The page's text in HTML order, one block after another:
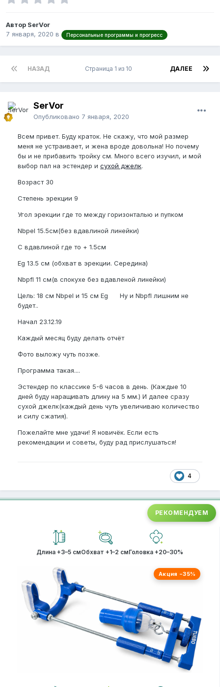
Автор SerVor
7 января, 2020 в Персональные программы и прогресс
НАЗАД ДАЛЕЕ
Страница 1 из 10
SerVor
Опубликовано 7 января, 2020
Всем привет. Буду краток. Не скажу, что мой размер
меня не устраивает, и жена вроде довольна! Но почему
бы и не прибавить тройку см. Много всего изучил, и мой
выбор пал на эстендер и сухой джелк.
Возраст 30
Степень эрекции 9
Угол эрекции где то между горизонталью и пупком
Nbpel 15.5см(без вдавлиной линейки)
С вдавлиной где то + 1.5см
Еg 13.5 см (обхват в эрекции. Середина)
Nbpfl 11 см(в спокухе без вдавленой линейки)
Цель: 18 см Nbpel и 15 см Eg Ну и Nbpfl лишним не
будет..
Начал 23.12.19
Каждый месяц буду делать отчёт
Фото выложу чуть позже.
Программа такая....
Эстендер по классике 5-6 часов в день. (Каждые 10
дней буду наращивать длину на 5 мм.) И далее сразу
сухой джелк(каждый день чуть увеличиваю количество
и силу сжатия).
Пожелайте мне удачи! Я новичёк. Если есть
рекомендации и советы, буду рад прислушаться!
4
РЕКОМЕНДУЕМ
Длина +3–5 смОбхват +1–2 смГоловка +20–30%
Акция −35%